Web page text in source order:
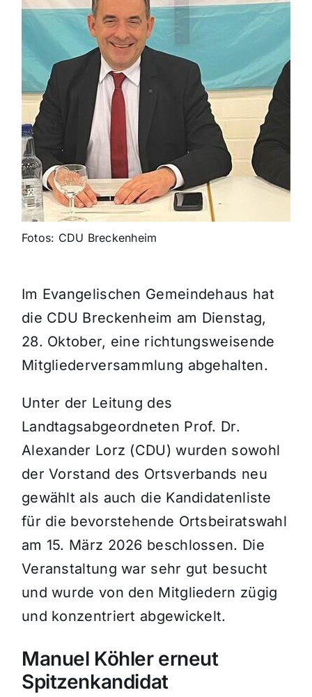
Fotos: CDU Breckenheim
Im Evangelischen Gemeindehaus hat
die CDU Breckenheim am Dienstag,
28. Oktober, eine richtungsweisende
Mitgliederversammlung abgehalten.
Unter der Leitung des
Landtagsabgeordneten Prof. Dr.
Alexander Lorz (CDU) wurden sowohl
der Vorstand des Ortsverbands neu
gewählt als auch die Kandidatenliste
für die bevorstehende Ortsbeiratswahl
am 15. März 2026 beschlossen. Die
Veranstaltung war sehr gut besucht
und wurde von den Mitgliedern zügig
und konzentriert abgewickelt.
Manuel Köhler erneut
Spitzenkandidat